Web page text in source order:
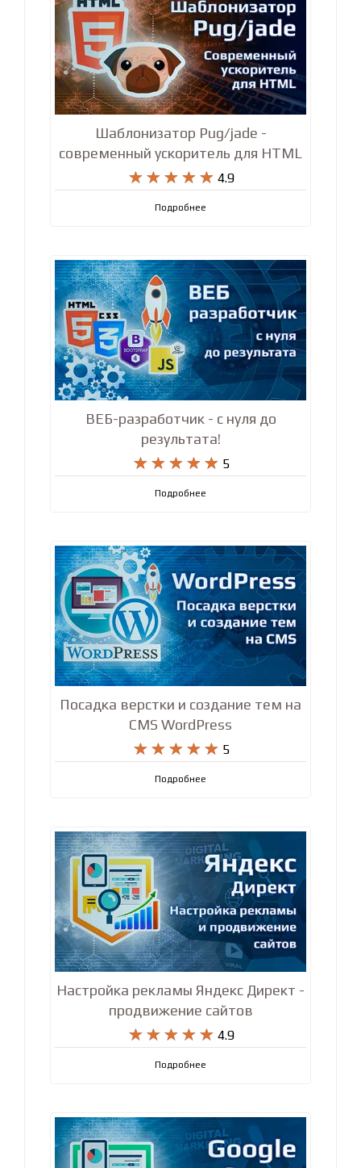
Шаблонизатор Pug/jade -
современный ускоритель для HTML
    
     4.9
Подробнее
ВЕБ-разработчик - с нуля до
результата!
    
     5
Подробнее
Посадка верстки и создание тем на
CMS WordPress
    
     5
Подробнее
Настройка рекламы Яндекс Директ -
продвижение сайтов
    
     4.9
Подробнее